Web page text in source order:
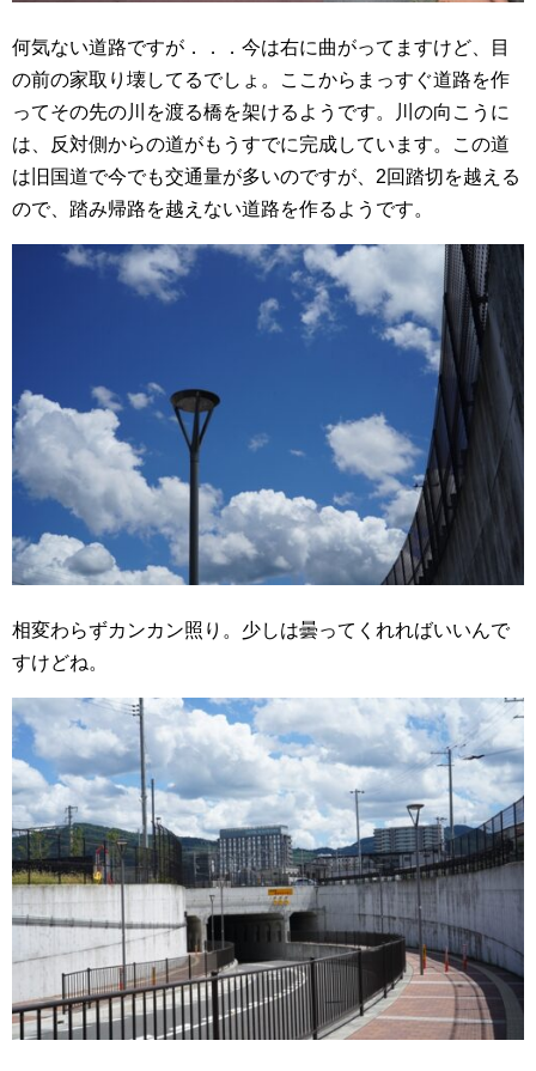
何気ない道路ですが．．．今は右に曲がってますけど、目
の前の家取り壊してるでしょ。ここからまっすぐ道路を作
ってその先の川を渡る橋を架けるようです。川の向こうに
は、反対側からの道がもうすでに完成しています。この道
は旧国道で今でも交通量が多いのですが、2回踏切を越える
ので、踏み帰路を越えない道路を作るようです。
相変わらずカンカン照り。少しは曇ってくれればいいんで
すけどね。